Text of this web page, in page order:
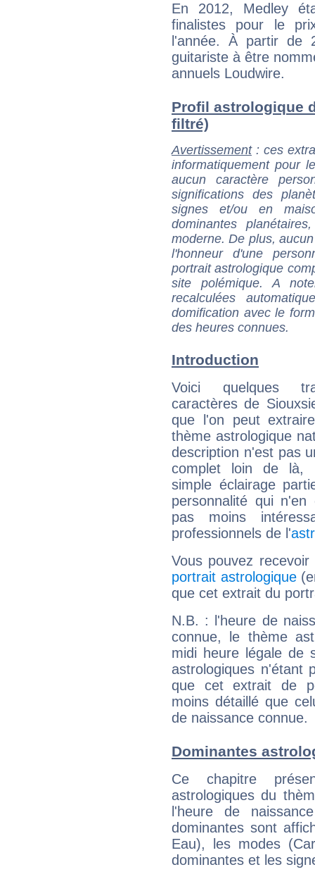
En 2012, Medley
finalistes pour le
l'année. À partir de
guitariste à être
annuels Loudwire.
Profil astrologique
filtré)
Avertissement: ces
informatiquement pour
aucun caractère
significations des
signes et/ou en
dominantes
moderne. De plus,
l'honneur d'une
portrait astrologique
site polémique. A
recalculées
domification avec le
des heures connues.
Introduction
Voici quelques
caractères de
que l'on peut
thème astrologique
description n'est pas
complet loin de là,
simple éclairage
personnalité qui n'en
pas moins
professionnels de l'
Vous pouvez
portrait astrologique
que cet extrait du
N.B. : l'heure de
connue, le thème
midi heure légale de
astrologiques n'étant
que cet extrait de
moins détaillé que
de naissance connue.
Dominantes
Ce chapitre
astrologiques du
l'heure de
dominantes sont
Eau), les modes
dominantes et les